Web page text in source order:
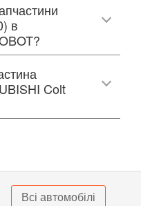
в
Colt
Всі автомобілі